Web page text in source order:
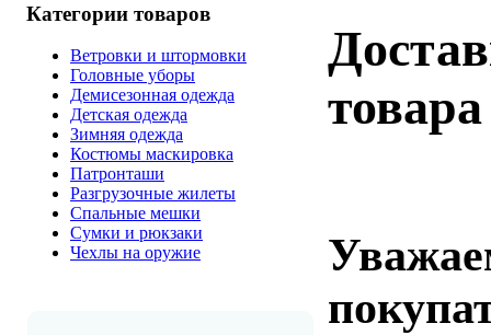
Категории товаров
Ветровки и штормовки
Головные уборы
Демисезонная одежда
Детская одежда
Зимняя одежда
Костюмы маскировка
Патронташи
Разгрузочные жилеты
Спальные мешки
Сумки и рюкзаки
Чехлы на оружие
товара